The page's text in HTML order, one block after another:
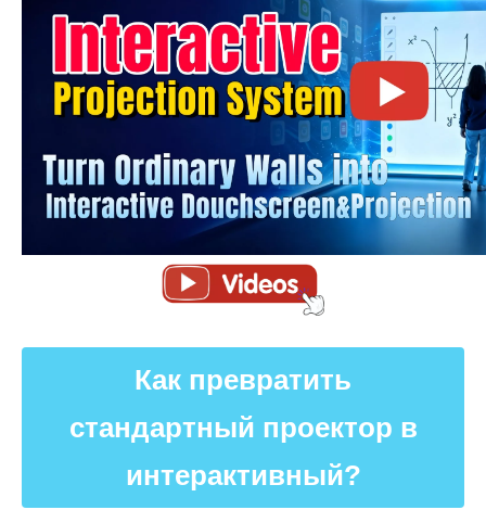
Как превратить
стандартный проектор в
интерактивный?